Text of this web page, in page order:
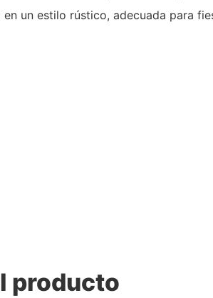
un estilo rústico, adecuada para
producto